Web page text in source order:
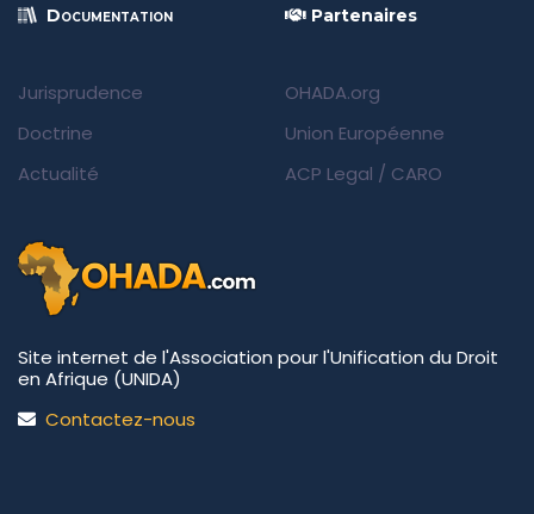
Documentation
Jurisprudence
Doctrine
Actualité
Partenaires
OHADA.org
Union Européenne
ACP Legal / CARO
Site internet de l'Association pour l'Unification du Droit
en Afrique (UNIDA)
Contactez-nous